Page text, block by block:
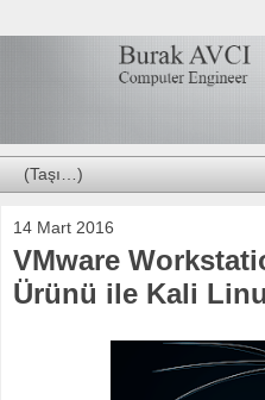
14 Mart 2016
VMware
Ürünü ile Kali